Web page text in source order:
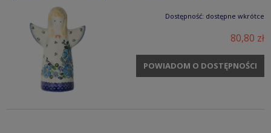
Dostępność: dostępne wkrótce
80,80 zł
POWIADOM O DOSTĘPNOŚCI